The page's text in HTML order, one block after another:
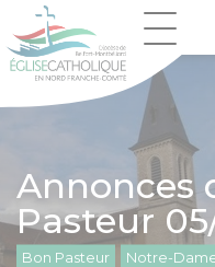
Annonces
Pasteur
Bon Pasteur Notre-